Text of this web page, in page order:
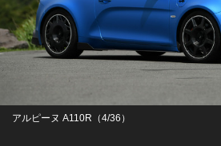
アルピーヌ A110R（4/36）